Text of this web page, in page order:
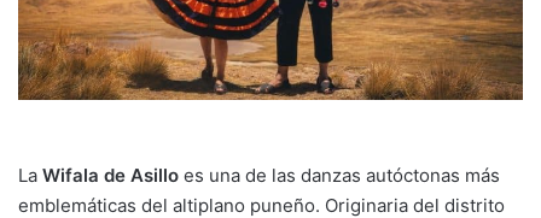
La Wifala de Asillo es una de las danzas autóctonas más
emblemáticas del altiplano puneño. Originaria del distrito